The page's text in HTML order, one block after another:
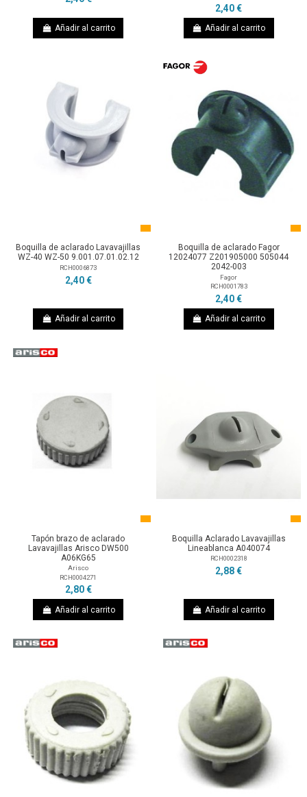
Añadir al carrito
2,40 €
Añadir al carrito
Boquilla de aclarado Lavavajillas
WZ-40 WZ-50 9.001.07.01.02.12
RCH0006873
2,40 €
Añadir al carrito
Boquilla de aclarado Fagor
12024077 Z201905000 505044
2042-003
Fagor
RCH0001783
2,40 €
Añadir al carrito
Tapón brazo de aclarado
Lavavajillas Arisco DW500
A06KG65
Arisco
RCH0004271
2,80 €
Añadir al carrito
Boquilla Aclarado Lavavajillas
Lineablanca A040074
RCH0002318
2,88 €
Añadir al carrito